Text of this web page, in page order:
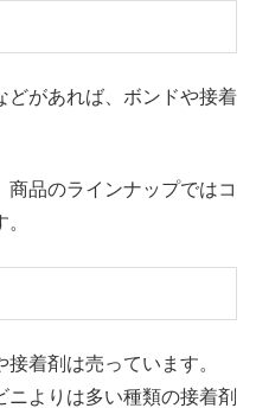
どがあれば、ボンドや接着
品のラインナップではコ
着剤は売っています。
よりは多い種類の接着剤